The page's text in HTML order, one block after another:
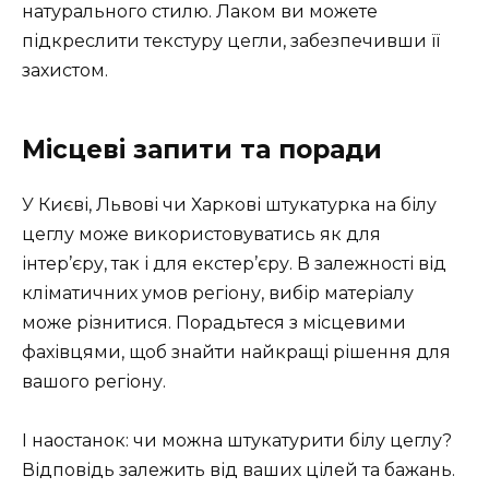
натурального стилю. Лаком ви можете
підкреслити текстуру цегли, забезпечивши її
захистом.
Місцеві запити та поради
У Києві, Львові чи Харкові штукатурка на білу
цеглу може використовуватись як для
інтер’єру, так і для екстер’єру. В залежності від
кліматичних умов регіону, вибір матеріалу
може різнитися. Порадьтеся з місцевими
фахівцями, щоб знайти найкращі рішення для
вашого регіону.
І наостанок: чи можна штукатурити білу цеглу?
Відповідь залежить від ваших цілей та бажань.